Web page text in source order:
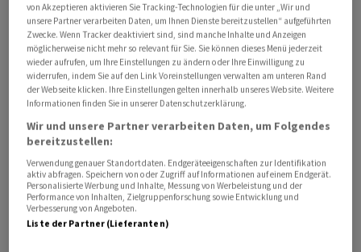
Betroffen sind dieLufthansa, die zuAir France
gehörendeKLMund South African Airways. Die
Unternehmen hätten über 900 Millionen Dollar an
Rückerstattungen für Flugausfälle während der Covid-
Pandemie erheblich verspätet ausgezahlt, Tausende
von Fluggästen hätten monatelang warten müssen.
von Akzeptieren aktivieren Sie Tracking-Technologien für die unter „Wir und
unsere Partner verarbeiten Daten, um Ihnen Dienste bereitzustellen“ aufgeführten
Zwecke. Wenn Tracker deaktiviert sind, sind manche Inhalte und Anzeigen
möglicherweise nicht mehr so relevant für Sie. Sie können dieses Menü jederzeit
wieder aufrufen, um Ihre Einstellungen zu ändern oder Ihre Einwilligung zu
widerrufen, indem Sie auf den Link Voreinstellungen verwalten am unteren Rand
der Webseite klicken. Ihre Einstellungen gelten innerhalb unseres Website. Weitere
Informationen finden Sie in unserer Datenschutzerklärung.
Wir und unsere Partner verarbeiten Daten, um Folgendes
bereitzustellen:
Verwendung genauer Standortdaten. Endgeräteeigenschaften zur Identifikation
aktiv abfragen. Speichern von oder Zugriff auf Informationen auf einem Endgerät.
Personalisierte Werbung und Inhalte, Messung von Werbeleistung und der
Performance von Inhalten, Zielgruppenforschung sowie Entwicklung und
Verbesserung von Angeboten.
Liste der Partner (Lieferanten)